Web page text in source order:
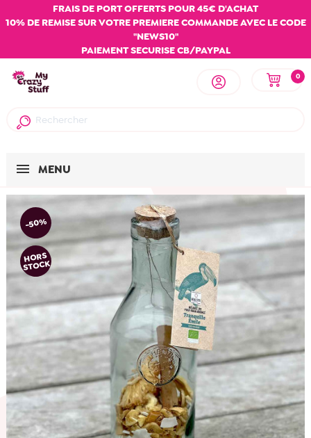
FRAIS DE PORT OFFERTS POUR 45€ D'ACHAT
10% DE REMISE SUR VOTRE PREMIERE COMMANDE AVEC LE CODE
"NEWS10"
PAIEMENT SECURISE CB/PAYPAL
0
MENU
-50%
HORS
STOCK